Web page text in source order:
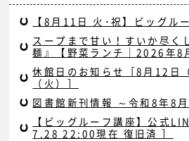
【8月11日 火･祝】ビッグル
スープまで甘い！すいか尽く
麺』【野菜ランチ｜2026年8
休館日のお知らせ［8月12日
（火）］
図書館新刊情報 ～令和8年8月
【ビッグルーフ講座】公式
7.28 22:00現在 復旧済 ］